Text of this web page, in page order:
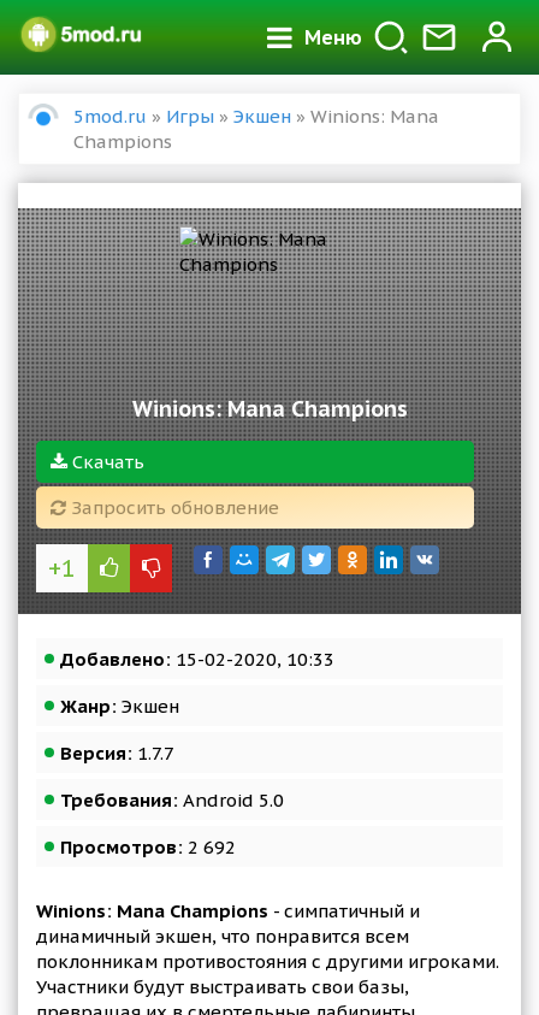
Меню
5mod.ru » Игры » Экшен » Winions: Mana
Champions
Winions: Mana Champions
Скачать
Запросить обновление
+1
Добавлено: 15-02-2020, 10:33
Жанр: Экшен
Версия: 1.7.7
Требования: Android 5.0
Просмотров: 2 692
Winions: Mana Champions - симпатичный и
динамичный экшен, что понравится всем
поклонникам противостояния с другими игроками.
Участники будут выстраивать свои базы,